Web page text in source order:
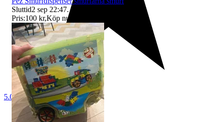
5.0
Sluttid2 sep 22:47.
Pris:100 kr,Köp nu